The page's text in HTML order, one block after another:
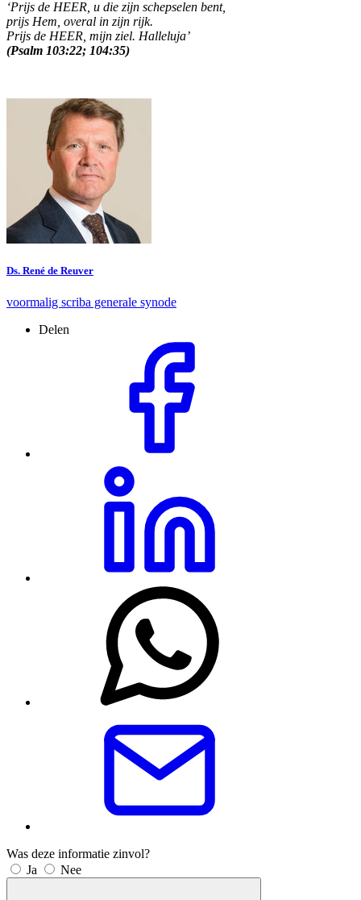
‘Prijs de HEER, u die zijn schepselen bent,
prijs Hem, overal in zijn rijk.
Prijs de HEER, mijn ziel. Halleluja’
(Psalm 103:22; 104:35)
Ds. René de Reuver
voormalig scriba generale synode
Delen
Was deze informatie zinvol?
Ja
Nee